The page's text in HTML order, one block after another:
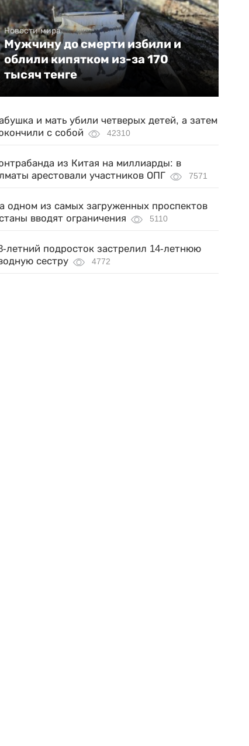
Новости мира
Мужчину до смерти избили и
облили кипятком из-за 170
тысяч тенге
и мать убили четверых детей, а затем
с собой
42310
из Китая на миллиарды: в
арестовали участников ОПГ
7571
одном из самых загруженных проспектов
вводят ограничения
5110
летний подросток застрелил 14-летнюю
сестру
4772